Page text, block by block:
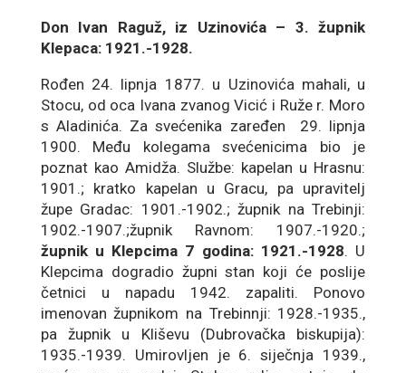
Don Ivan Raguž, iz Uzinovića – 3. župnik
Klepaca: 1921.-1928.
Rođen 24. lipnja 1877. u Uzinovića mahali, u
Stocu, od oca Ivana zvanog Vicić i Ruže r. Moro
s Aladinića. Za svećenika zaređen 29. lipnja
1900. Među kolegama svećenicima bio je
poznat kao Amidža. Službe: kapelan u Hrasnu:
1901.; kratko kapelan u Gracu, pa upravitelj
župe Gradac: 1901.-1902.; župnik na Trebinji:
1902.-1907.;župnik Ravnom: 1907.-1920.;
župnik u Klepcima 7 godina: 1921.-1928. U
Klepcima dogradio župni stan koji će poslije
četnici u napadu 1942. zapaliti. Ponovo
imenovan župnikom na Trebinnji: 1928.-1935.,
pa župnik u Kliševu (Dubrovačka biskupija):
1935.-1939. Umirovljen je 6. siječnja 1939.,